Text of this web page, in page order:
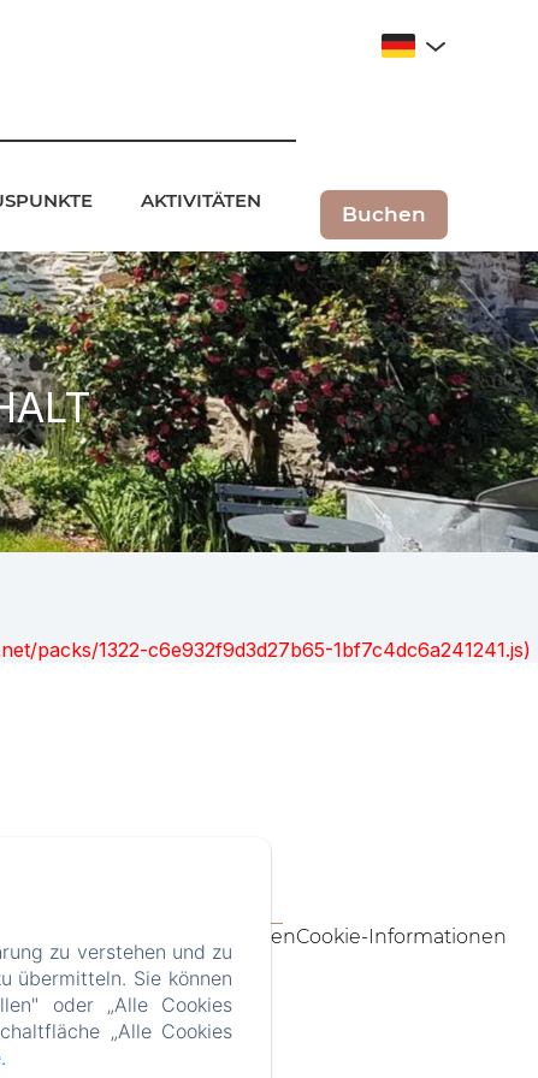
AKTIVITÄTEN
Buchen
packs/1322-c6e932f9d3d27b65-1bf7c4dc6a241241.js)
Rechtliche InformationenCookie-Informationen
zu verstehen und zu
übermitteln. Sie können
oder „Alle Cookies
„Alle Cookies
.